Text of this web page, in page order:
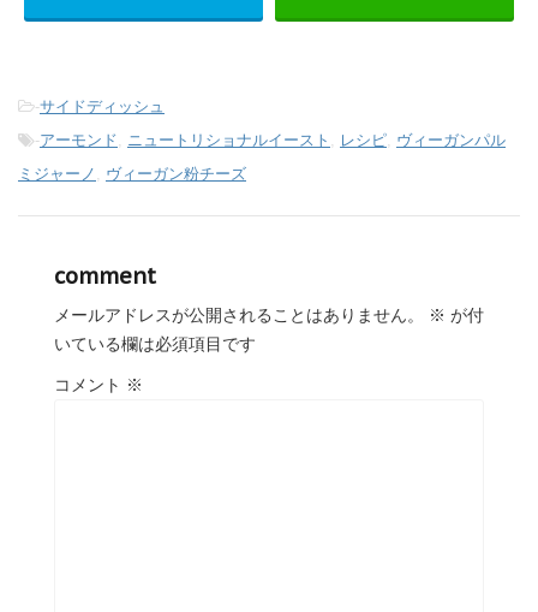
-サイドディッシュ
-アーモンド ニュートリショナルイースト レシピ ヴィーガンパル
ミジャーノ
ヴィーガン粉チーズ
comment
メールアドレスが公開されることはありません。 ※ が付
いている欄は必須項目です
コメント ※